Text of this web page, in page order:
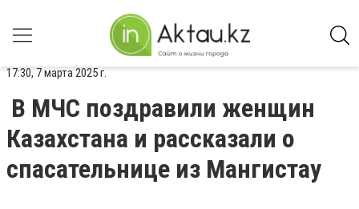
17:30, 7 марта 2025 г.
В МЧС поздравили женщин
Казахстана и рассказали о
спасательнице из Мангистау